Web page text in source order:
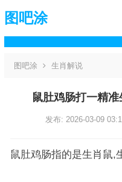
图吧涂
图吧涂 生肖解说
鼠肚鸡肠打一精
发布: 2026-03-09
鼠肚鸡肠指的是生肖鼠,